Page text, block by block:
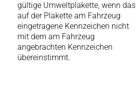
gültige Umweltplakette, wenn das
auf der Plakette am Fahrzeug
eingetragene Kennzeichen nicht
mit dem am Fahrzeug
angebrachten Kennzeichen
übereinstimmt.